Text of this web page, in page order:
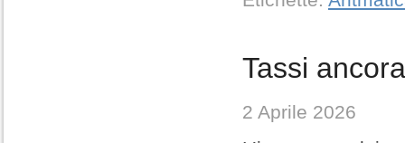
Tassi
2 Aprile 2026